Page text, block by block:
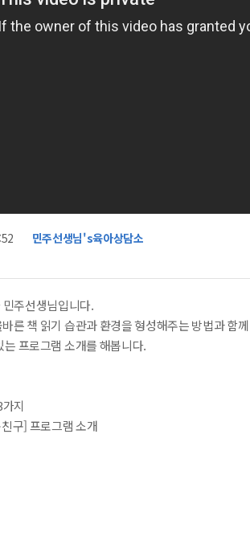
민주선생님's육아상담소
주선생님입니다.
른 책 읽기 습관과 환경을 형성해주는 방법과 함
프로그램 소개를 해봅니다.
지
구] 프로그램 소개